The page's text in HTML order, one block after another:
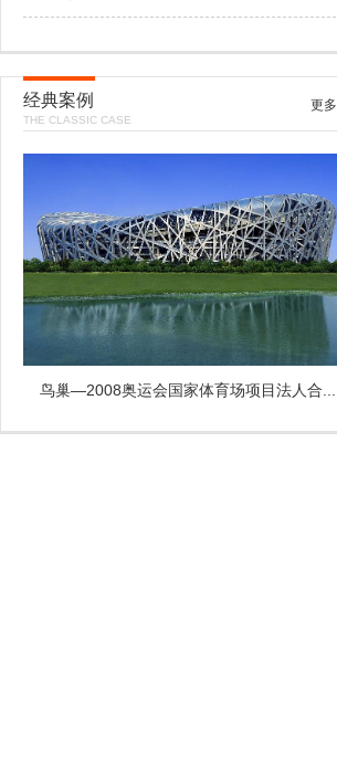
经典案例
THE CLASSIC CASE
更多
鸟巢—2008奥运会国家体育场项目法人合...